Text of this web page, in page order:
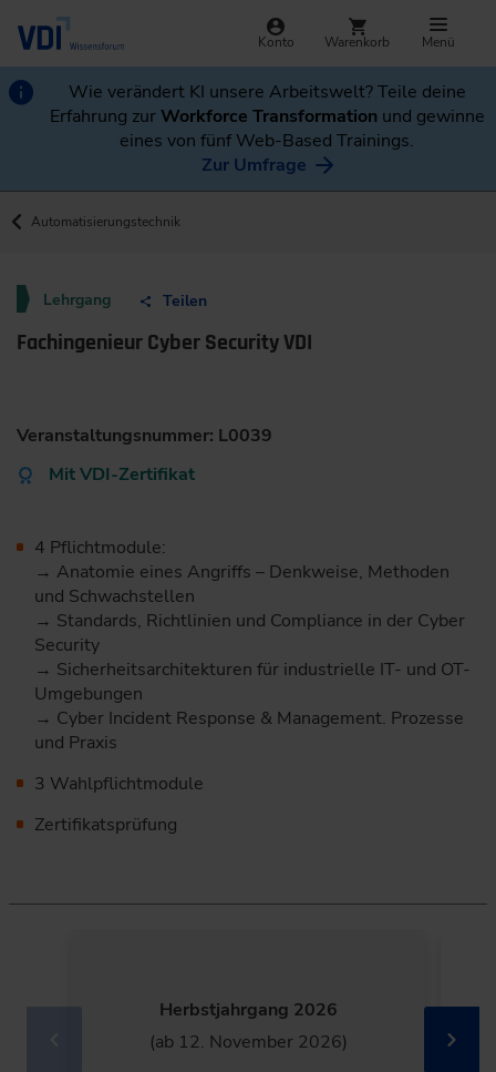
Konto Warenkorb Menü
Wie verändert KI unsere Arbeitswelt? Teile deine
Erfahrung zurWorkforce Transformation und gewinne
eines von fünf Web-Based Trainings.
Zur Umfrage
Automatisierungstechnik
Lehrgang Teilen
Fachingenieur Cyber Security VDI
Veranstaltungsnummer: L0039
Mit VDI-Zertifikat
4 Pflichtmodule:
→ Anatomie eines Angriffs – Denkweise, Methoden
und Schwachstellen
→ Standards, Richtlinien und Compliance in der Cyber
Security
→ Sicherheitsarchitekturen für industrielle IT- und OT-
Umgebungen
→ Cyber Incident Response & Management. Prozesse
und Praxis
3 Wahlpflichtmodule
Zertifikatsprüfung
Herbstjahrgang 2026
(ab 12. November 2026)